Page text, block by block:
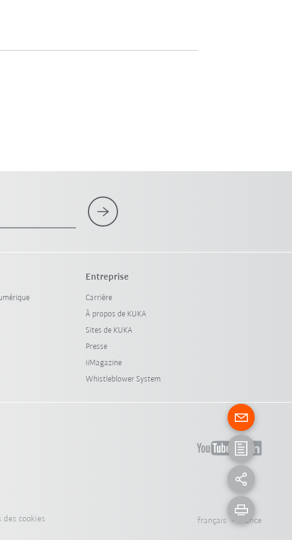
Entreprise
Carrière
À propos de KUKA
Sites de KUKA
Presse
iiMagazine
Whistleblower System
des cookies français - France